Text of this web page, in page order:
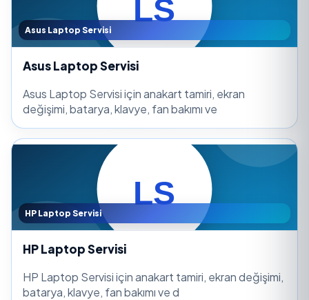
Asus Laptop Servisi
Asus Laptop Servisi
Asus Laptop Servisi için anakart tamiri, ekran
değişimi, batarya, klavye, fan bakımı ve
HP Laptop Servisi
HP Laptop Servisi
HP Laptop Servisi için anakart tamiri, ekran değişimi,
batarya, klavye, fan bakımı ve d